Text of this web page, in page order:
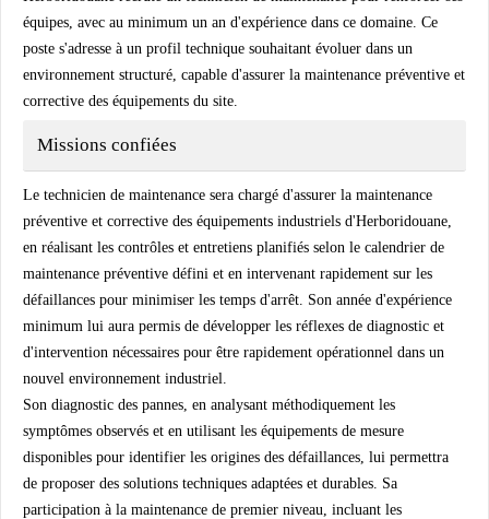
équipes, avec au minimum un an d'expérience dans ce domaine. Ce
poste s'adresse à un profil technique souhaitant évoluer dans un
environnement structuré, capable d'assurer la maintenance préventive et
corrective des équipements du site.
Missions confiées
Le technicien de maintenance sera chargé d'assurer la maintenance
préventive et corrective des équipements industriels d'Herboridouane,
en réalisant les contrôles et entretiens planifiés selon le calendrier de
maintenance préventive défini et en intervenant rapidement sur les
défaillances pour minimiser les temps d'arrêt. Son année d'expérience
minimum lui aura permis de développer les réflexes de diagnostic et
d'intervention nécessaires pour être rapidement opérationnel dans un
nouvel environnement industriel.
Son diagnostic des pannes, en analysant méthodiquement les
symptômes observés et en utilisant les équipements de mesure
disponibles pour identifier les origines des défaillances, lui permettra
de proposer des solutions techniques adaptées et durables. Sa
participation à la maintenance de premier niveau, incluant les